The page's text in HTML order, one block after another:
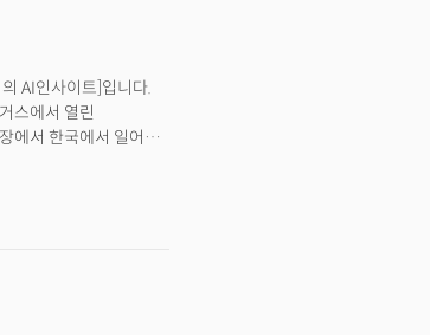
AI인사이트]입니다.
스에서 열린
에서 한국에서 일어난
서도 큰 사건으로